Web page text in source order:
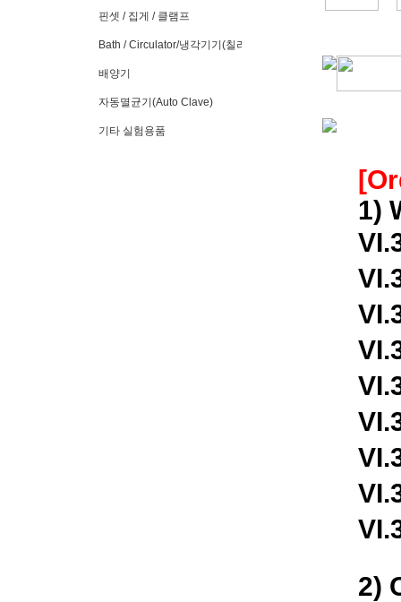
핀셋 / 집게 / 클램프
Bath / Circulator/냉각기기(칠러)
배양기
자동멸균기(Auto Clave)
기타 실험용품
1)
2)